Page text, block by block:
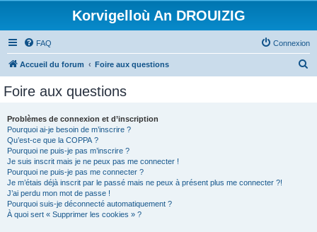
Korvigelloù An DROUIZIG
FAQ Connexion
Accueil du forum Foire aux questions
Foire aux questions
Problèmes de connexion et d’inscription
Pourquoi ai-je besoin de m’inscrire ?
Qu’est-ce que la COPPA ?
Pourquoi ne puis-je pas m’inscrire ?
Je suis inscrit mais je ne peux pas me connecter !
Pourquoi ne puis-je pas me connecter ?
Je m’étais déjà inscrit par le passé mais ne peux à présent plus me connecter ?!
J’ai perdu mon mot de passe !
Pourquoi suis-je déconnecté automatiquement ?
À quoi sert « Supprimer les cookies » ?